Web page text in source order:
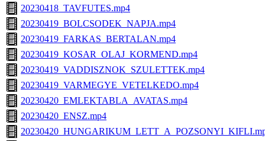
20230418_TAVFUTES.mp4
20230419_BOLCSODEK_NAPJA.mp4
20230419_FARKAS_BERTALAN.mp4
20230419_KOSAR_OLAJ_KORMEND.mp4
20230419_VADDISZNOK_SZULETTEK.mp4
20230419_VARMEGYE_VETELKEDO.mp4
20230420_EMLEKTABLA_AVATAS.mp4
20230420_ENSZ.mp4